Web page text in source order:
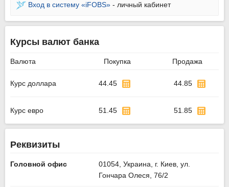
Вход в систему «iFOBS»- личный кабинет
Курсы валют банка
Валюта Покупка Продажа
Курс доллара 44.45 44.85
Курс евро 51.45 51.85
Реквизиты
Головной офис
01054, Украина, г. Киев, ул.
Гончара Олеся, 76/2